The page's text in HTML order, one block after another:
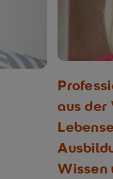
aus der
Wissen